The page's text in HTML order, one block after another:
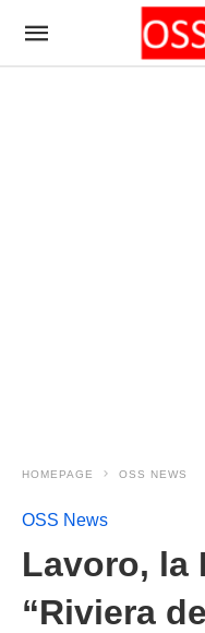
HOMEPAGE OSS NEWS
OSS News
Lavoro, la
“Riviera